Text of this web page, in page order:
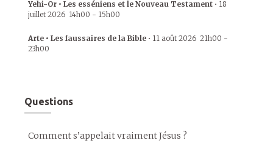
Yehi-Or • Les esséniens et le Nouveau Testament • 18
juillet 2026 14h00 - 15h00
Arte • Les faussaires de la Bible • 11 août 2026 21h00 -
23h00
Questions
Comment s’appelait vraiment Jésus ?